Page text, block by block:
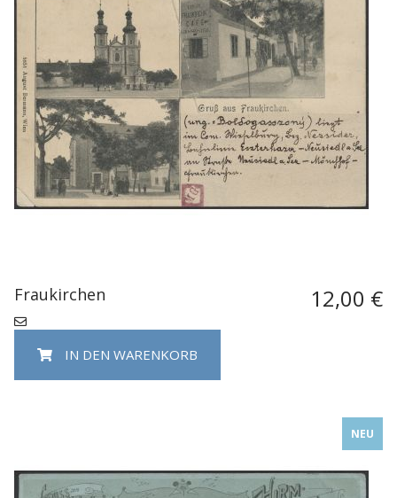
Fraukirchen 12,00 €
IN DEN WARENKORB
NEU